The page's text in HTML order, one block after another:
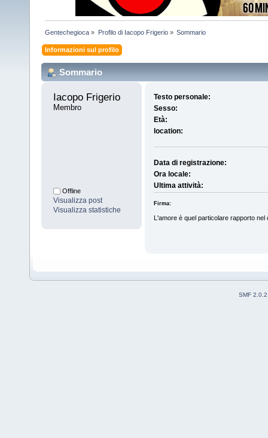
Gentechegioca » Profilo di Iacopo Frigerio» Sommario
Informazioni sul profilo
Sommario
Iacopo Frigerio
Membro
Offline
Visualizza post
Visualizza statistiche
Testo personale:
Sesso:
Età:
location:
Data di registrazione:
Ora locale:
Ultima attività:
Firma:
L'amore è quel particolare rapporto
SMF 2.0.2